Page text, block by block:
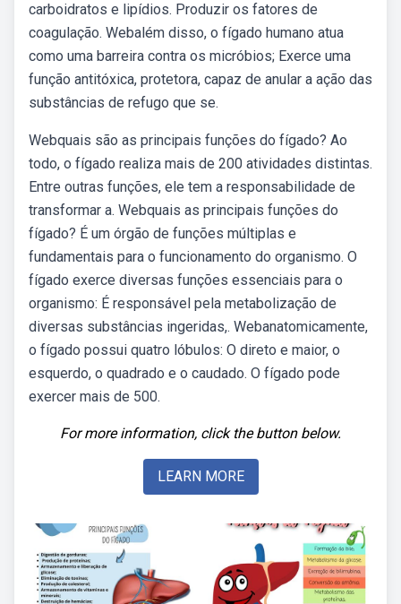
carboidratos e lipídios. Produzir os fatores de
coagulação. Webalém disso, o fígado humano atua
como uma barreira contra os micróbios; Exerce uma
função antitóxica, protetora, capaz de anular a ação das
substâncias de refugo que se.
Webquais são as principais funções do fígado? Ao
todo, o fígado realiza mais de 200 atividades distintas.
Entre outras funções, ele tem a responsabilidade de
transformar a. Webquais as principais funções do
fígado? É um órgão de funções múltiplas e
fundamentais para o funcionamento do organismo. O
fígado exerce diversas funções essenciais para o
organismo: É responsável pela metabolização de
diversas substâncias ingeridas,. Webanatomicamente,
o fígado possui quatro lóbulos: O direto e maior, o
esquerdo, o quadrado e o caudado. O fígado pode
exercer mais de 500.
For more information, click the button below.
LEARN MORE